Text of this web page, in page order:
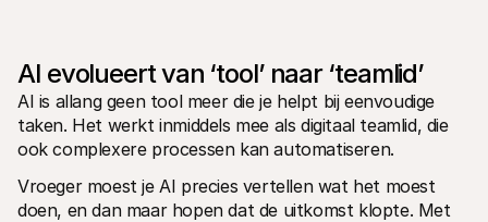
Neem contact op met Customer Support
Contact met sales
Ontdek hoe we jouw bedrijf kunnen helpen
AI evolueert van ‘tool’ naar ‘teamlid’
AI is allang geen tool meer die je helpt bij eenvoudige
taken. Het werkt inmiddels mee als digitaal teamlid, die
ook complexere processen kan automatiseren.
Vroeger moest je AI precies vertellen wat het moest
doen, en dan maar hopen dat de uitkomst klopte. Met